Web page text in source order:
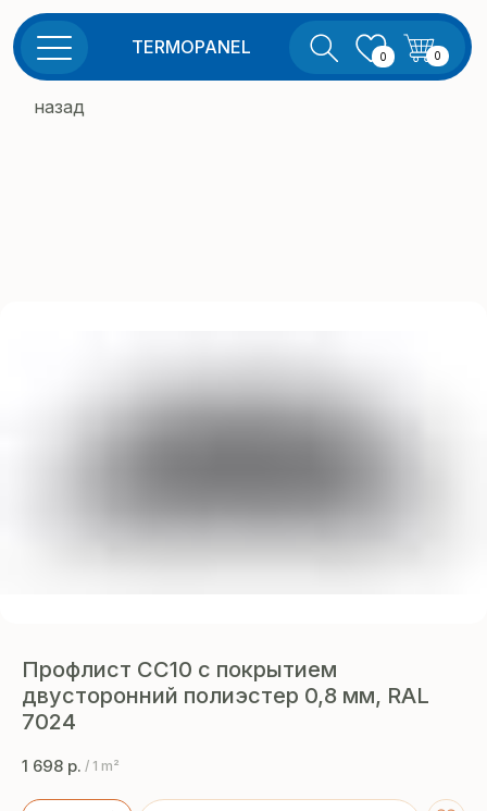
0
TERMOPANEL
назад
Профлист СС10 с покрытием
двусторонний полиэстер 0,8 мм, RAL
7024
1 698 р. / 1 m²